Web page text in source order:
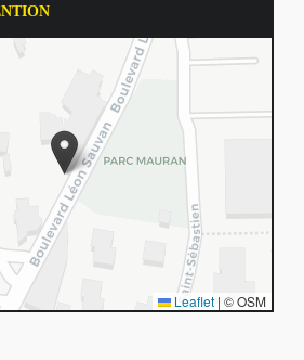
Leaflet | © OSM